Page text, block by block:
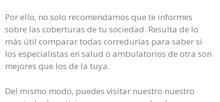
Por ello, no solo recomendamos que te informes
sobre las coberturas de tu sociedad. Resulta de lo
más útil comparar todas corredurías para saber si
los especialistas en salud o ambulatorios de otra son
mejores que los de la tuya.
Del mismo modo, puedes visitar nuestro nuestro